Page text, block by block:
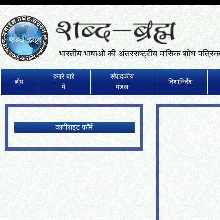
भारतीय भाषाओ की अंतरराष्ट्रीय मासिक शोध
होम
हमारे बारे
में
संपादकीय
मंडल
दिशानिर्देश
कापीराइट फॉर्म